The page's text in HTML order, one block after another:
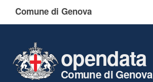
Comune di Genova
opendata
Comune di Genova